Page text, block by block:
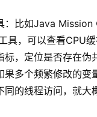
：比如Java Mission
具，可以查看CPU
，定位是否存在伪
多个频繁修改的变
同的线程访问，就大